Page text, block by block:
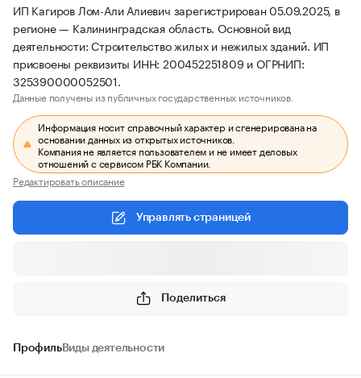
ИП Кагиров Лом-Али Алиевич зарегистрирован 05.09.2025, в
регионе — Калининградская область. Основной вид
деятельности: Строительство жилых и нежилых зданий. ИП
присвоены реквизиты ИНН: 200452251809 и ОГРНИП:
325390000052501.
Данные получены из публичных государственных источников.
Информация носит справочный характер и сгенерирована на
основании данных из открытых источников.
Компания не является пользователем и не имеет деловых
отношений с сервисом РБК Компании.
Редактировать описание
Управлять страницей
Поделиться
ПрофильВиды деятельности